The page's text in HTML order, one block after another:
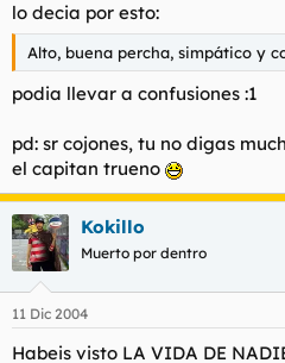
lo decia por esto:
Alto, buena percha, simpático y
podia llevar a confusiones :1
pd: sr cojones, tu no digas
el capitan trueno
Kokillo
Muerto por dentro
11 Dic 2004
Habeis visto LA VIDA DE